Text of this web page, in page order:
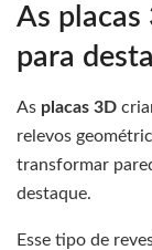
As placas
para
As placas 3D
relevos
transformar
destaque.
Esse tipo de